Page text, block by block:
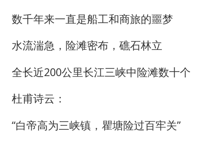
数千年来一直是船工和商旅的噩梦
水流湍急，险滩密布，礁石林立
全长近200公里长江三峡中险滩数十个
杜甫诗云：
“白帝高为三峡镇，瞿塘险过百牢关”